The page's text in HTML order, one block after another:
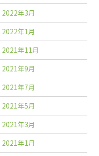
2022年3月
2022年1月
2021年11月
2021年9月
2021年7月
2021年5月
2021年3月
2021年1月